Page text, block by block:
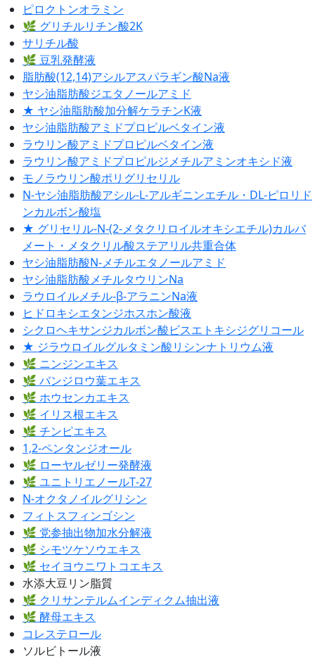
ピロクトンオラミン
🌿 グリチルリチン酸2K
サリチル酸
🌿 豆乳発酵液
脂肪酸(12,14)アシルアスパラギン酸Na液
ヤシ油脂肪酸ジエタノールアミド
★ ヤシ油脂肪酸加分解ケラチンK液
ヤシ油脂肪酸アミドプロピルベタイン液
ラウリン酸アミドプロピルベタイン液
ラウリン酸アミドプロピルジメチルアミンオキシド液
モノラウリン酸ポリグリセリル
N‐ヤシ油脂肪酸アシル‐L‐アルギニンエチル・DL‐ピロリド
ンカルボン酸塩
★ グリセリル‐N‐(2‐メタクリロイルオキシエチル)カルバ
メート・メタクリル酸ステアリル共重合体
ヤシ油脂肪酸N‐メチルエタノールアミド
ヤシ油脂肪酸メチルタウリンNa
ラウロイルメチル‐β‐アラニンNa液
ヒドロキシエタンジホスホン酸液
シクロヘキサンジカルボン酸ビスエトキシジグリコール
★ ジラウロイルグルタミン酸リシンナトリウム液
🌿 ニンジンエキス
🌿 バンジロウ葉エキス
🌿 ホウセンカエキス
🌿 イリス根エキス
🌿 チンピエキス
1,2‐ペンタンジオール
🌿 ローヤルゼリー発酵液
🌿 ユニトリエノールT‐27
N‐オクタノイルグリシン
フィトスフィンゴシン
🌿 党参抽出物加水分解液
🌿 シモツケソウエキス
🌿 セイヨウニワトコエキス
水添大豆リン脂質
🌿 クリサンテルムインディクム抽出液
🌿 酵母エキス
コレステロール
ソルビトール液